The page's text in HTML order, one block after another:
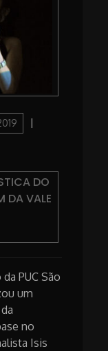
DO
DA VALE
PUC São
um
no
Isis